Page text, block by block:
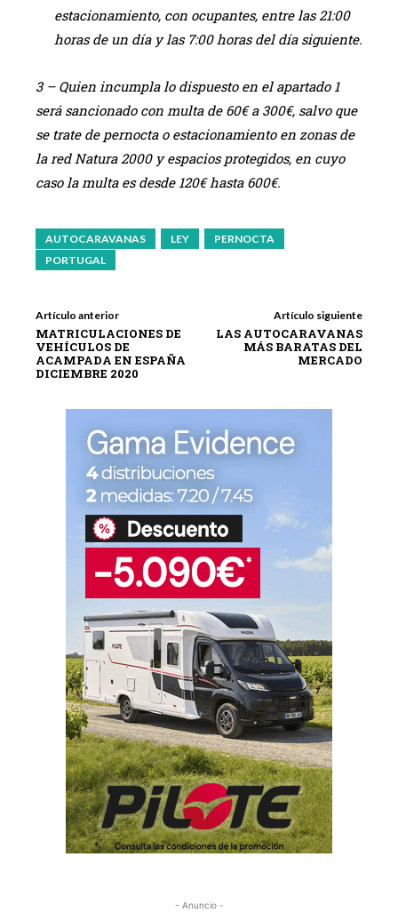
estacionamiento, con ocupantes, entre las 21:00
horas de un día y las 7:00 horas del día siguiente.
3 – Quien incumpla lo dispuesto en el apartado 1
será sancionado con multa de 60€ a 300€, salvo que
se trate de pernocta o estacionamiento en zonas de
la red Natura 2000 y espacios protegidos, en cuyo
caso la multa es desde 120€ hasta 600€.
AUTOCARAVANAS LEY
PERNOCTA
PORTUGAL
Artículo anterior
MATRICULACIONES DE
VEHÍCULOS DE
ACAMPADA EN ESPAÑA
DICIEMBRE 2020
Artículo siguiente
LAS AUTOCARAVANAS
MÁS BARATAS DEL
MERCADO
- Anuncio -